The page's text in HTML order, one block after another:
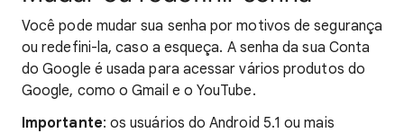
Você pode mudar sua senha por motivos de segurança
ou redefini-la, caso a esqueça. A senha da sua Conta
do Google é usada para acessar vários produtos do
Google, como o Gmail e o YouTube.
Importante: os usuários do Android 5.1 ou mais